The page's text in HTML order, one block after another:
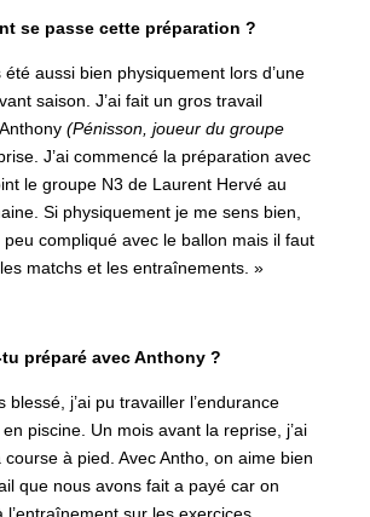
se passe cette préparation ?
été aussi bien physiquement lors d’une
saison. J’ai fait un gros travail
(Pénisson, joueur du groupe
J’ai commencé la préparation avec
le groupe N3 de Laurent Hervé au
Si physiquement je me sens bien,
peu compliqué avec le ballon mais il faut
matchs et les entraînements. »
tu préparé avec Anthony ?
blessé, j’ai pu travailler l’endurance
piscine. Un mois avant la reprise, j’ai
à pied. Avec Antho, on aime bien
que nous avons fait a payé car on